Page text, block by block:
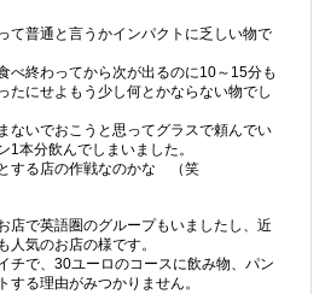
て普通と言うかインパクトに乏しい物で
べ終わってから次が出るのに10～15分も
たにせよもう少し何とかならない物でし
ないでおこうと思ってグラスで頼んでい
1本分飲んでしまいました。
する店の作戦なのかな （笑
店で英語圏のグループもいましたし、近
人気のお店の様です。
チで、30ユーロのコースに飲み物、パン
する理由がみつかりません。